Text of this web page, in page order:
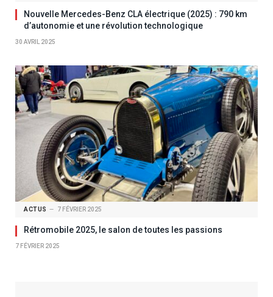
Nouvelle Mercedes-Benz CLA électrique (2025) : 790 km
d’autonomie et une révolution technologique
30 AVRIL 2025
ACTUS 7 FÉVRIER 2025
Rétromobile 2025, le salon de toutes les passions
7 FÉVRIER 2025